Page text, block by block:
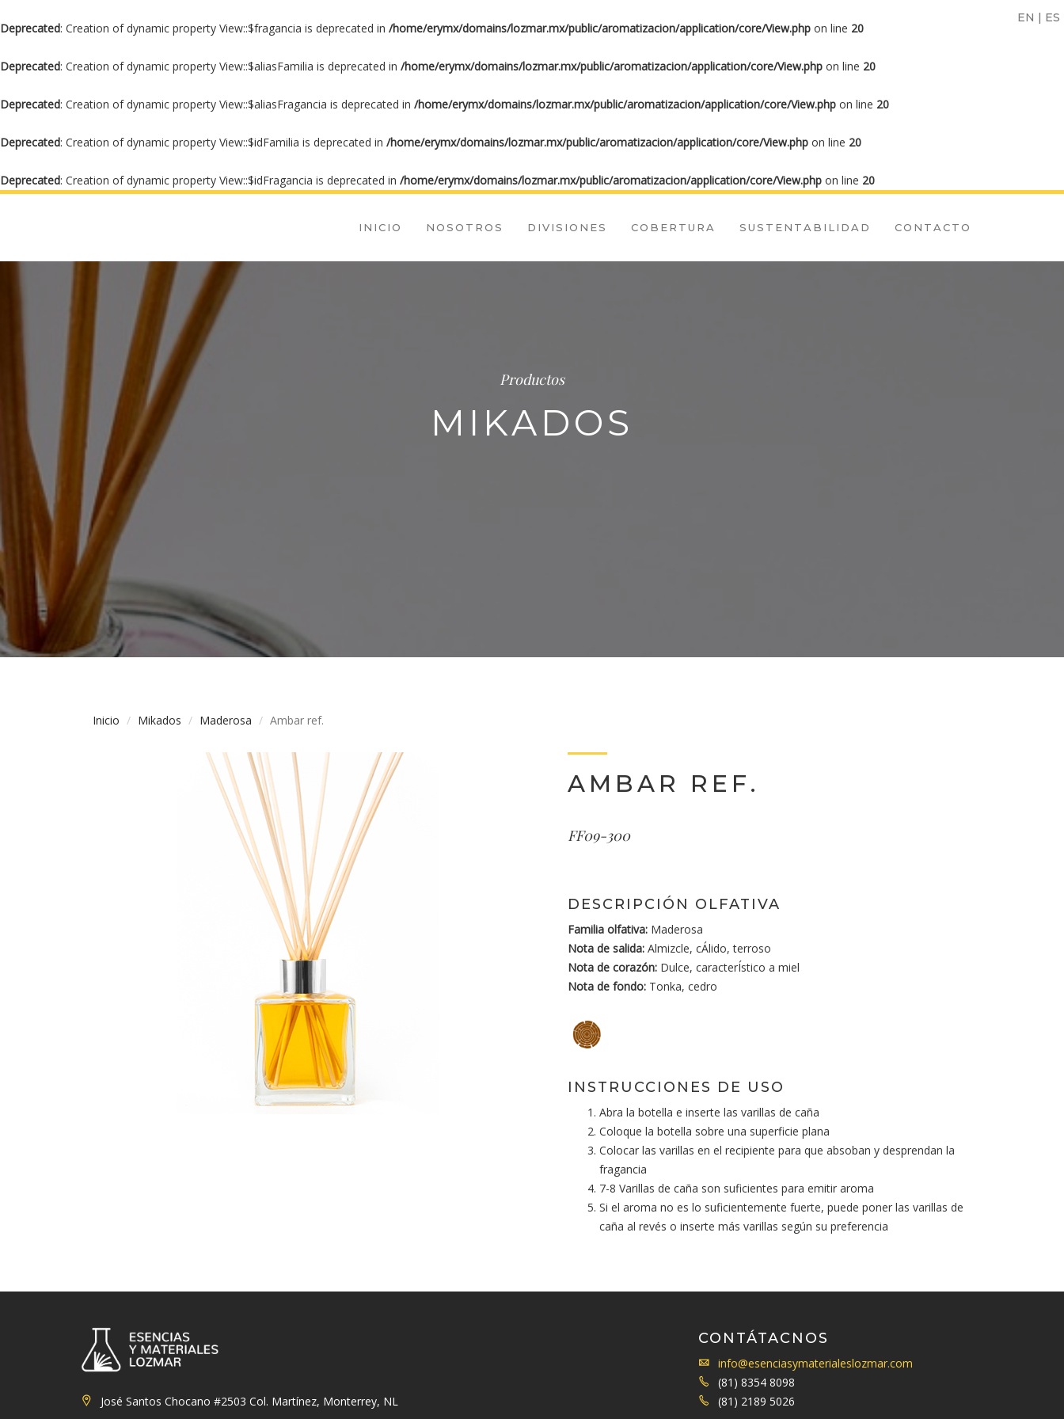
Deprecated: Creation of dynamic property View::$fragancia is deprecated in /home/erymx/domains/lozmar.mx/public/aromatizacion/application/core/View.php on line 20
Deprecated: Creation of dynamic property View::$aliasFamilia is deprecated in /home/erymx/domains/lozmar.mx/public/aromatizacion/application/core/View.php on line 20
Deprecated: Creation of dynamic property View::$aliasFragancia is deprecated in /home/erymx/domains/lozmar.mx/public/aromatizacion/application/core/View.php on line 20
Deprecated: Creation of dynamic property View::$idFamilia is deprecated in /home/erymx/domains/lozmar.mx/public/aromatizacion/application/core/View.php on line 20
Deprecated: Creation of dynamic property View::$idFragancia is deprecated in /home/erymx/domains/lozmar.mx/public/aromatizacion/application/core/View.php on line 20
EN | ES
INICIO NOSOTROS DIVISIONES COBERTURA SUSTENTABILIDAD CONTACTO
Productos
MIKADOS
Inicio Mikados Maderosa Ambar ref.
AMBAR REF.
FF09-300
DESCRIPCIÓN OLFATIVA
Familia olfativa: Maderosa
Nota de salida: Almizcle, cÁlido, terroso
Nota de corazón: Dulce, caracterÍstico a miel
Nota de fondo: Tonka, cedro
INSTRUCCIONES DE USO
Abra la botella e inserte las varillas de caña
Coloque la botella sobre una superficie plana
Colocar las varillas en el recipiente para que absoban y desprendan la
fragancia
7-8 Varillas de caña son suficientes para emitir aroma
Si el aroma no es lo suficientemente fuerte, puede poner las varillas de
caña al revés o inserte más varillas según su preferencia
José Santos Chocano #2503 Col. Martínez, Monterrey, NL
CONTÁTACNOS
info@esenciasymaterialeslozmar.com
(81) 8354 8098
(81) 2189 5026